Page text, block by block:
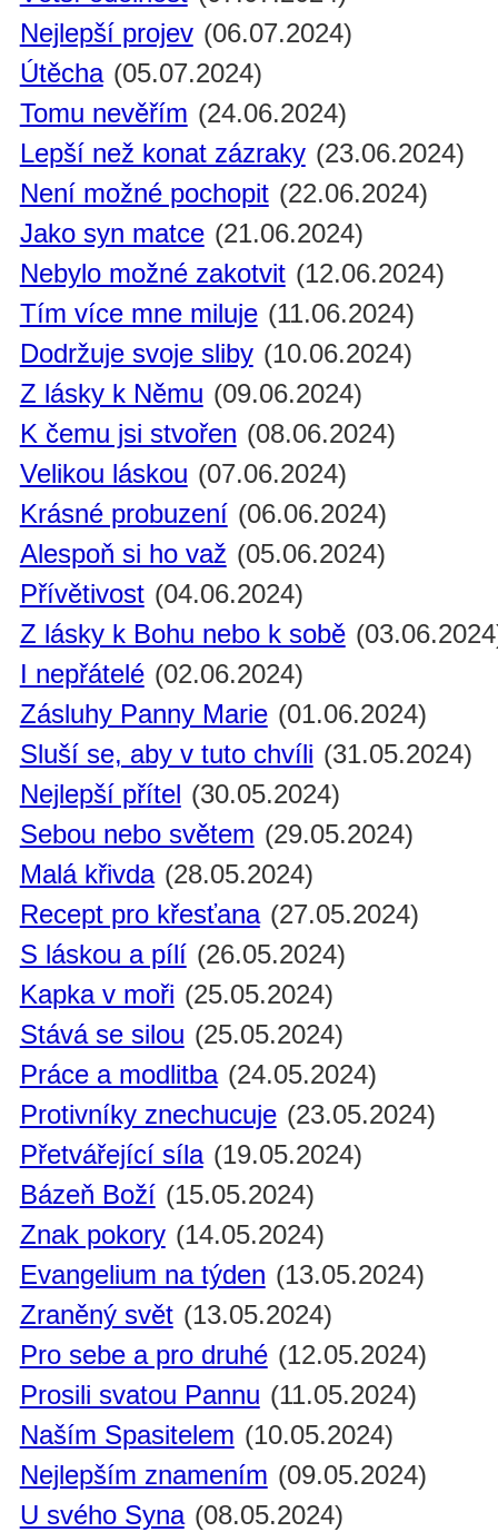
Nejlepší projev (06.07.2024)
Útěcha (05.07.2024)
Tomu nevěřím (24.06.2024)
Lepší než konat zázraky (23.06.2024)
Není možné pochopit (22.06.2024)
Jako syn matce (21.06.2024)
Nebylo možné zakotvit (12.06.2024)
Tím více mne miluje (11.06.2024)
Dodržuje svoje sliby (10.06.2024)
Z lásky k Němu (09.06.2024)
K čemu jsi stvořen (08.06.2024)
Velikou láskou (07.06.2024)
Krásné probuzení (06.06.2024)
Alespoň si ho važ (05.06.2024)
Přívětivost (04.06.2024)
Z lásky k Bohu nebo k sobě
I nepřátelé (02.06.2024)
Zásluhy Panny Marie (01.06.2024)
Sluší se, aby v tuto chvíli (31.05.2024)
Nejlepší přítel (30.05.2024)
Sebou nebo světem (29.05.2024)
Malá křivda (28.05.2024)
Recept pro křesťana (27.05.2024)
S láskou a pílí (26.05.2024)
Kapka v moři (25.05.2024)
Stává se silou (25.05.2024)
Práce a modlitba (24.05.2024)
Protivníky znechucuje (23.05.2024)
Přetvářející síla (19.05.2024)
Bázeň Boží (15.05.2024)
Znak pokory (14.05.2024)
Evangelium na týden (13.05.2024)
Zraněný svět (13.05.2024)
Pro sebe a pro druhé (12.05.2024)
Prosili svatou Pannu (11.05.2024)
Naším Spasitelem (10.05.2024)
Nejlepším znamením (09.05.2024)
U svého Syna (08.05.2024)